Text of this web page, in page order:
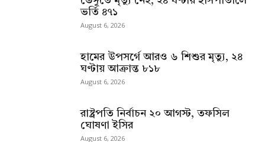
ভর্তি ৪৭১
August 6, 2026
হামের উপসর্গে আরও ৬ শিশুর মৃত্যু, ২৪
ঘণ্টায় আক্রান্ত ৮১৮
August 6, 2026
রাষ্ট্রপতি নির্বাচন ২০ আগস্ট, তফসিল
ঘোষণা ইসির
August 6, 2026